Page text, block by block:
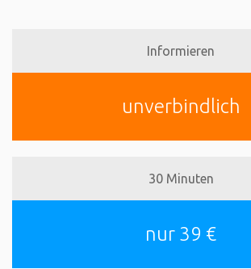
Informieren
unverbindlich
30 Minuten
nur 39 €